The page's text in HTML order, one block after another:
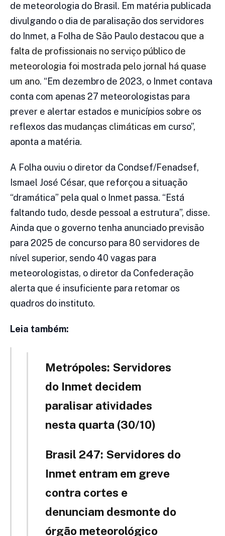
de meteorologia do Brasil. Em matéria publicada
divulgando o dia de paralisação dos servidores
do Inmet, a Folha de São Paulo destacou que a
falta de profissionais no serviço público de
meteorologia foi mostrada pelo jornal há quase
um ano. “Em dezembro de 2023, o Inmet contava
conta com apenas 27 meteorologistas para
prever e alertar estados e municípios sobre os
reflexos das mudanças climáticas em curso”,
aponta a matéria.
A Folha ouviu o diretor da Condsef/Fenadsef,
Ismael José César, que reforçou a situação
“dramática” pela qual o Inmet passa. “Está
faltando tudo, desde pessoal a estrutura”, disse.
Ainda que o governo tenha anunciado previsão
para 2025 de concurso para 80 servidores de
nível superior, sendo 40 vagas para
meteorologistas, o diretor da Confederação
alerta que é insuficiente para retomar os
quadros do instituto.
Leia também:
Metrópoles: Servidores
do Inmet decidem
paralisar atividades
nesta quarta (30/10)
Brasil 247: Servidores do
Inmet entram em greve
contra cortes e
denunciam desmonte do
órgão meteorológico